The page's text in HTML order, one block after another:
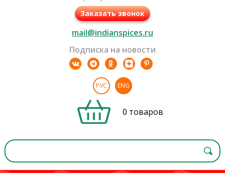
Заказать звонок
mail@indianspices.ru
Подписка на новости
РУС ENG
0 товаров